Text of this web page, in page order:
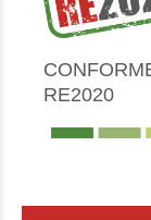
RE2020